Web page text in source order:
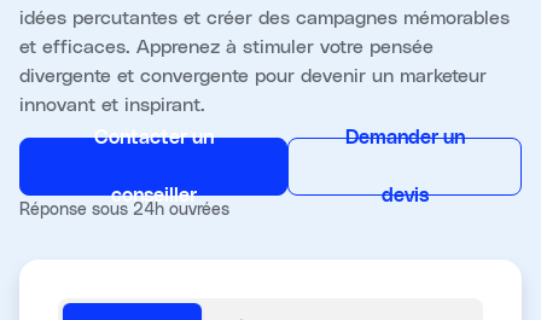
idées percutantes et créer des campagnes mémorables
et efficaces. Apprenez à stimuler votre pensée
divergente et convergente pour devenir un marketeur
innovant et inspirant.
Contacter un
conseiller
Demander un
devis
Réponse sous 24h ouvrées